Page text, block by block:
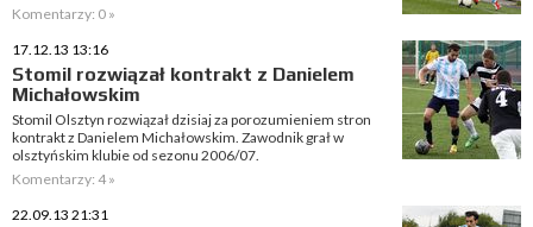
Komentarzy: 0 »
17.12.13 13:16
Stomil rozwiązał kontrakt z Danielem
Michałowskim
Stomil Olsztyn rozwiązał dzisiaj za porozumieniem stron
kontrakt z Danielem Michałowskim. Zawodnik grał w
olsztyńskim klubie od sezonu 2006/07.
Komentarzy: 4 »
22.09.13 21:31